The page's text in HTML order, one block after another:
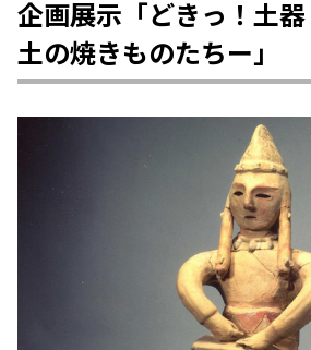
企画展示「どきっ！土
土の焼きものたちー」